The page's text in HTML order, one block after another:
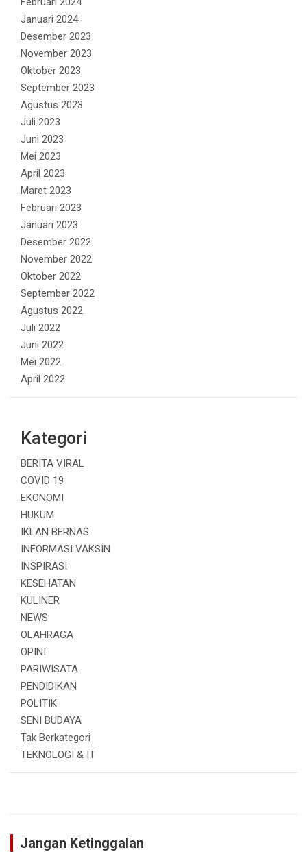
Januari 2024
Desember 2023
November 2023
Oktober 2023
September 2023
Agustus 2023
Juli 2023
Juni 2023
Mei 2023
April 2023
Maret 2023
Februari 2023
Januari 2023
Desember 2022
November 2022
Oktober 2022
September 2022
Agustus 2022
Juli 2022
Juni 2022
Mei 2022
April 2022
Kategori
BERITA VIRAL
COVID 19
EKONOMI
HUKUM
IKLAN BERNAS
INFORMASI VAKSIN
INSPIRASI
KESEHATAN
KULINER
NEWS
OLAHRAGA
OPINI
PARIWISATA
PENDIDIKAN
POLITIK
SENI BUDAYA
Tak Berkategori
TEKNOLOGI & IT
Jangan Ketinggalan